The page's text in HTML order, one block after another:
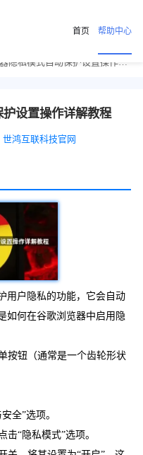
首页 帮助中心
私模式自动保护设置操作详解教程
设置操作详解教程
世鸿互联科技官网
用户隐私的功能，它会自动
如何在谷歌浏览器中启用隐
按钮（通常是一个齿轮形状
全”选项。
击“隐私模式”选项。